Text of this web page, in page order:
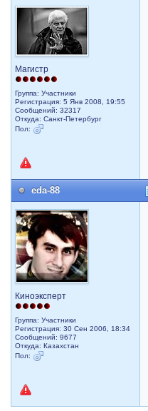
Магистр
Группа: Участники
Регистрация: 5 Янв 2008, 19:55
Сообщений: 32317
Откуда: Санкт-Петербург
Пол:
eda-88
Киноэксперт
Группа: Участники
Регистрация: 30 Сен 2006, 18:34
Сообщений: 9677
Откуда: Казахстан
Пол: